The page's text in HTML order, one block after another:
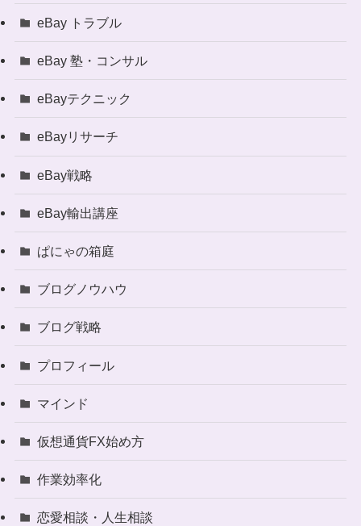
eBay トラブル
eBay 塾・コンサル
eBayテクニック
eBayリサーチ
eBay戦略
eBay輸出講座
ぱにゃの箱庭
ブログノウハウ
ブログ戦略
プロフィール
マインド
仮想通貨FX始め方
作業効率化
恋愛相談・人生相談